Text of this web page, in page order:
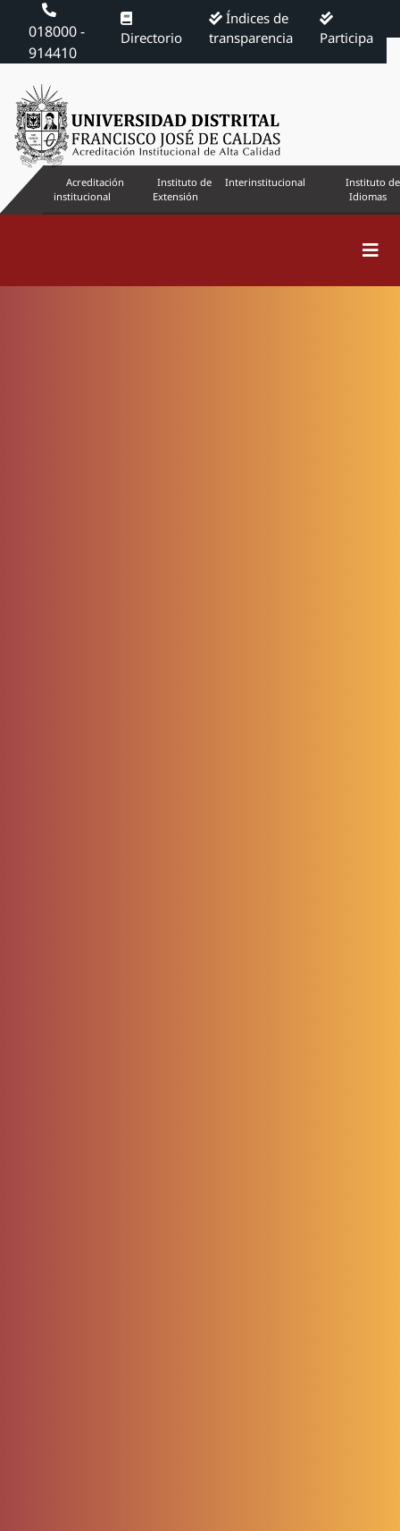
018000 -
914410
Directorio
Índices de
transparencia
Participa
Acreditación
institucional
Instituto de
Extensión
Interinstitucional
Instituto de
Idiomas